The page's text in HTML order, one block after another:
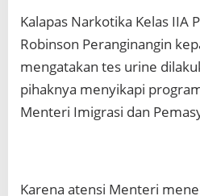
Kalapas Narkotika Kelas IIA
Robinson Peranginangin
mengatakan tes urine
pihaknya menyikapi
Menteri Imigrasi dan
Karena atensi Menteri